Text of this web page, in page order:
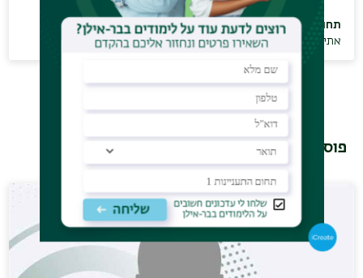
תחומי מחקר:
אתיקה
פילוסופיה פוליטית
פוסט-דוקטורנטים